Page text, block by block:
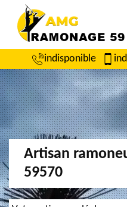
indisponible
Artisan
59570